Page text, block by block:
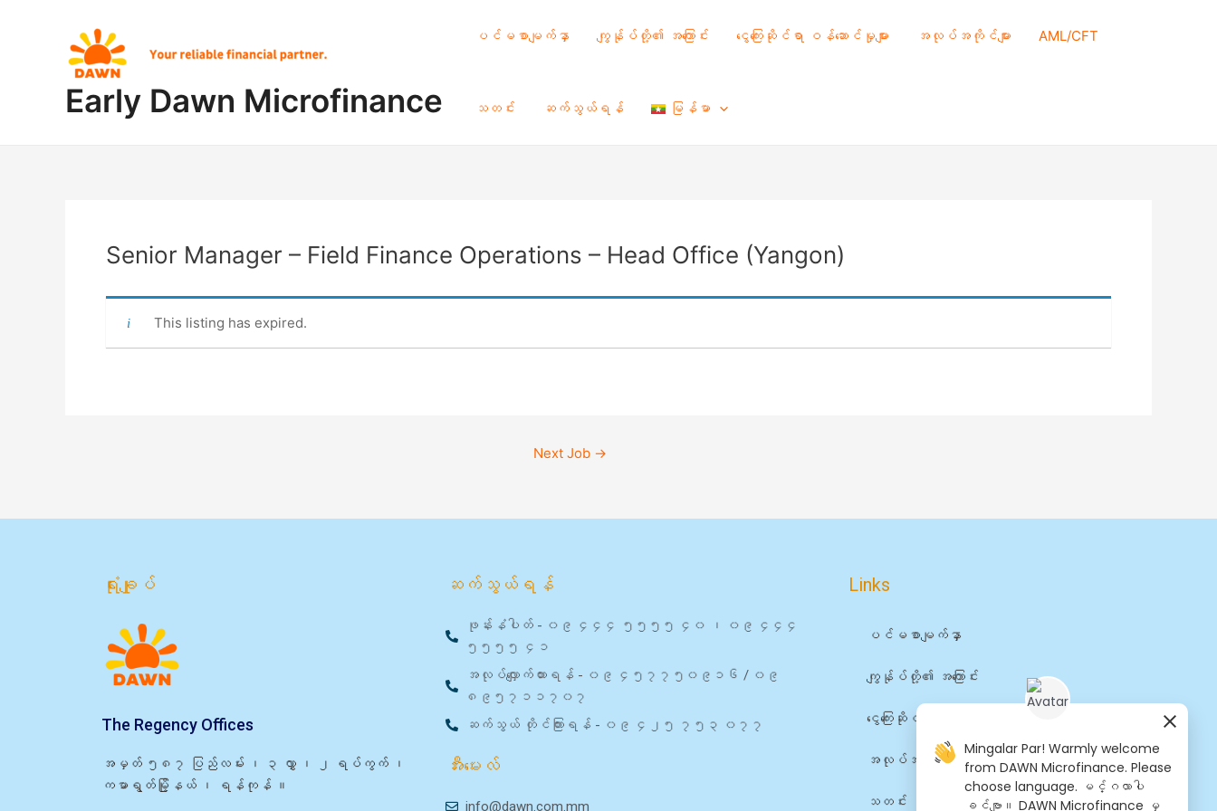
Early Dawn Microfinance
ပင်မစာမျက်နှာ ကျွန်ုပ်တို့၏ အကြောင်း ငွေကြေးဆိုင်ရာ ဝန်ဆောင်မှုများ အလုပ်အကိုင်များ AML/CFT
သတင်း ဆက်သွယ်ရန် မြန်မာ
Senior Manager – Field Finance Operations – Head Office (Yangon)
This listing has expired.
navigation
Next Job →
ရုံးချုပ်
The Regency Offices
အမှတ် ၅၈၇ ပြည်လမ်း ၊ ၃ လွှာ ၊ ၂ ရပ်ကွက် ၊
ကမာရွတ်မြို့နယ် ၊ ရန်ကုန် ။
ဆက်သွယ်ရန်
ဖုန်းနံပါတ် - ၀၉ ၄၄၄ ၅၅၅၅ ၄၀ ၊ ၀၉ ၄၄၄
၅၅၅၅ ၄၁
အလုပ်လျှောက်ထားရန် - ၀၉ ၄၅၇၇၅၀၉၁၆ / ၀၉
၈၉၅၇၁၁၇၀၇
ဆက်သွယ် တိုင်ကြားရန် - ၀၉ ၄၂၅ ၇၅၃ ၀၇၇
အီးမေးလ်
info@dawn.com.mm
Links
ပင်မစာမျက်နှာ
ကျွန်ုပ်တို့၏ အကြောင်း
ငွေကြေးဆိုင်ရာ ဝန်ဆောင်မှုများ
အလုပ်အကိုင်များ
သတင်း
Mingalar Par! Warmly welcome
from DAWN Microfinance. Please
choose language. မင်္ဂလာပါ
ခင်ဗျာ။ DAWN Microfinance မှ